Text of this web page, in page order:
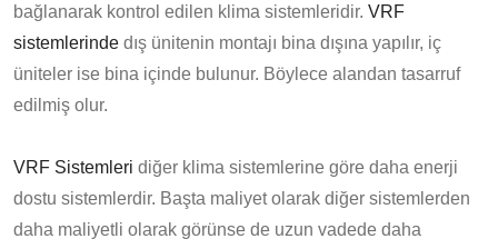
bağlanarak kontrol edilen klima sistemleridir. VRF
sistemlerinde dış ünitenin montajı bina dışına yapılır, iç
üniteler ise bina içinde bulunur. Böylece alandan tasarruf
edilmiş olur.
VRF Sistemleri diğer klima sistemlerine göre daha enerji
dostu sistemlerdir. Başta maliyet olarak diğer sistemlerden
daha maliyetli olarak görünse de uzun vadede daha